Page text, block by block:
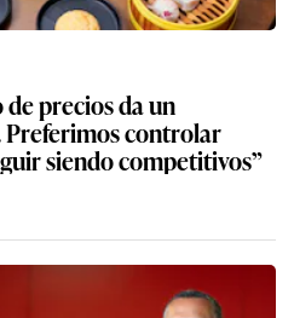
precios da un
controlar
siendo competitivos”